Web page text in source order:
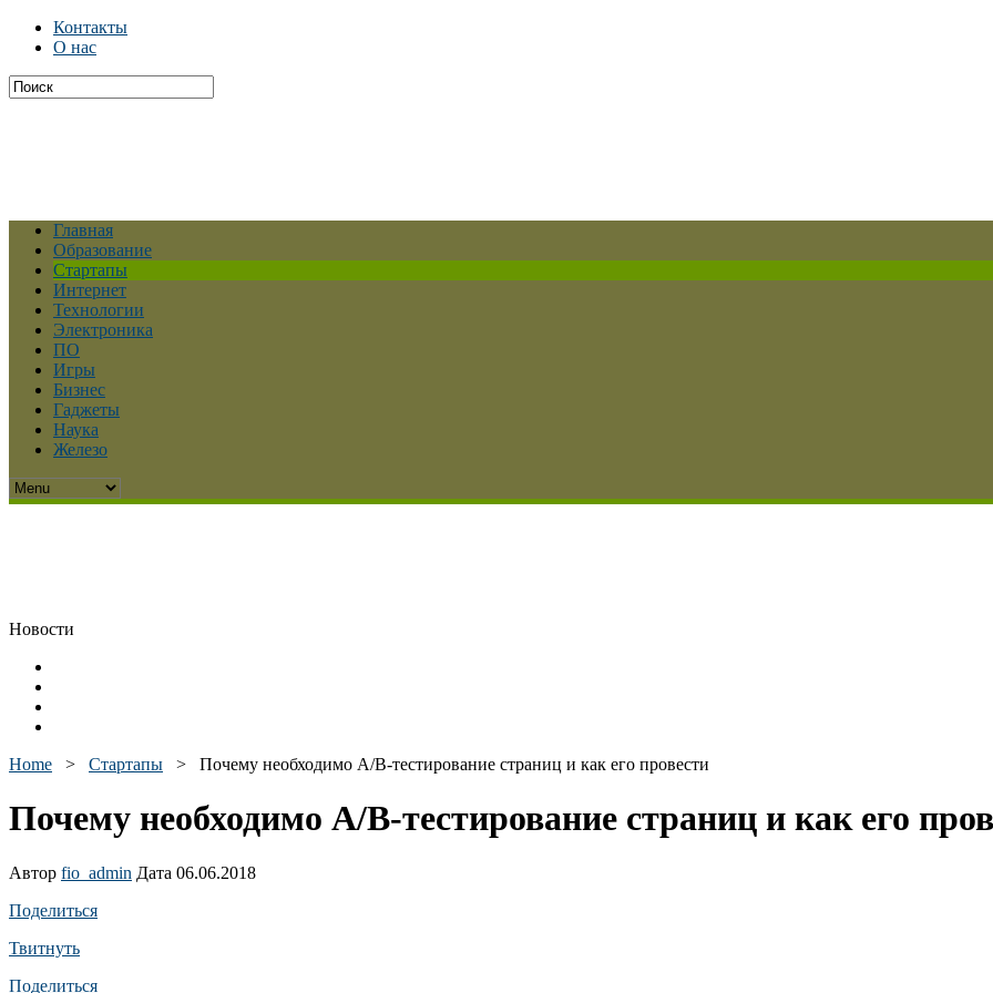
Контакты
О нас
Главная
Образование
Стартапы
Интернет
Технологии
Электроника
ПО
Игры
Бизнес
Гаджеты
Наука
Железо
Новости
Home > Стартапы > Почему необходимо А/В-тестирование страниц и как его провести
Почему необходимо А/В-тестирование страниц и как его
Автор fio_admin Дата 06.06.2018
Поделиться
Твитнуть
Поделиться